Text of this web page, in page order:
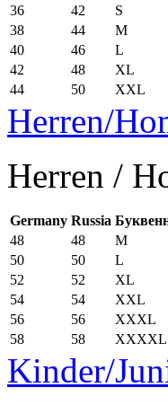
36
42
S
38
44
M
40
46
L
42
48
XL
44
50 XXL
Herren/
Herren /
Germany Russia
48
48
M
50
50
L
52
52
XL
54
54
XXL
56
56
XXXL
58
58 XXXXL
Kinder/